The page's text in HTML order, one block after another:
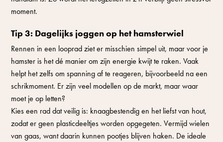
moment.
Tip 3: Dagelijks joggen op het hamsterwiel
Rennen in een looprad ziet er misschien simpel uit, maar voor je
hamster is het dé manier om zijn energie kwijt te raken. Vaak
helpt het zelfs om spanning af te reageren, bijvoorbeeld na een
schrikmoment. Er zijn veel modellen op de markt, maar waar
moet je op letten?
Kies een rad dat veilig is: knaagbestendig en het liefst van hout,
zodat er geen plasticdeeltjes worden opgegeten. Vermijd wielen
van gaas, want daarin kunnen pootjes blijven haken. De ideale